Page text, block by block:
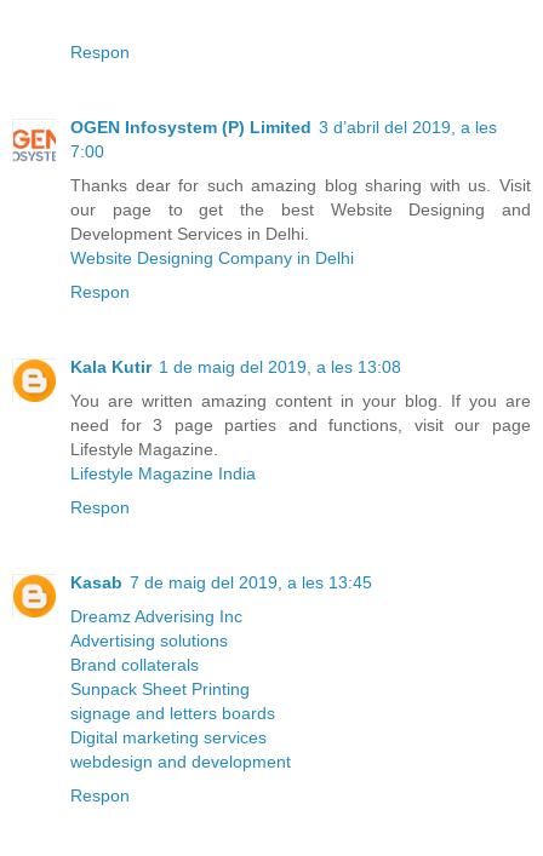
Respon
OGEN Infosystem (P) Limited 3 d’abril del 2019, a les
7:00
Thanks dear for such amazing blog sharing with us. Visit
our page to get the best Website Designing and
Development Services in Delhi.
Website Designing Company in Delhi
Respon
Kala Kutir 1 de maig del 2019, a les 13:08
You are written amazing content in your blog. If you are
need for 3 page parties and functions, visit our page
Lifestyle Magazine.
Lifestyle Magazine India
Respon
Kasab 7 de maig del 2019, a les 13:45
Dreamz Adverising Inc
Advertising solutions
Brand collaterals
Sunpack Sheet Printing
signage and letters boards
Digital marketing services
webdesign and development
Respon